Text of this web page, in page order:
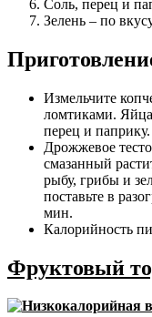
Соль, перец и
Зелень – по
Измельчите
ломтиками. Яйца
перец и паприку.
Дрожжевое
смазанный
рыбу, грибы и
поставьте в
мин.
Калорийность
Фруктовый